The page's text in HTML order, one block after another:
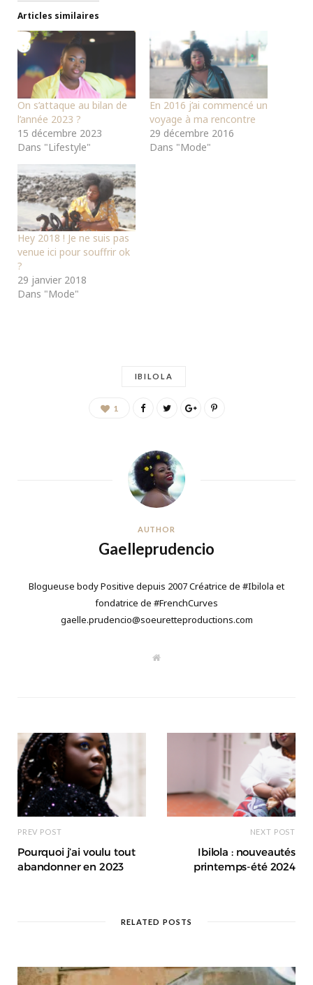
Articles similaires
On s’attaque au bilan de
l’année 2023 ?
15 décembre 2023
Dans "Lifestyle"
En 2016 j’ai commencé un
voyage à ma rencontre
29 décembre 2016
Dans "Mode"
Hey 2018 ! Je ne suis pas
venue ici pour souffrir ok
?
29 janvier 2018
Dans "Mode"
IBILOLA
1
AUTHOR
Gaelleprudencio
Blogueuse body Positive depuis 2007 Créatrice de #Ibilola et
fondatrice de #FrenchCurves
gaelle.prudencio@soeuretteproductions.com
W
PREV POST
Pourquoi j’ai voulu tout
abandonner en 2023
NEXT POST
Ibilola : nouveautés
printemps-été 2024
RELATED POSTS